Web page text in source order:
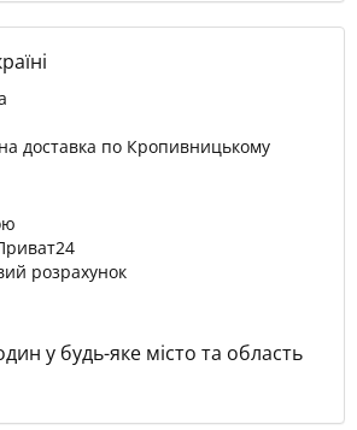
доставка по Кропивницькому
розрахунок
у будь-яке місто та область